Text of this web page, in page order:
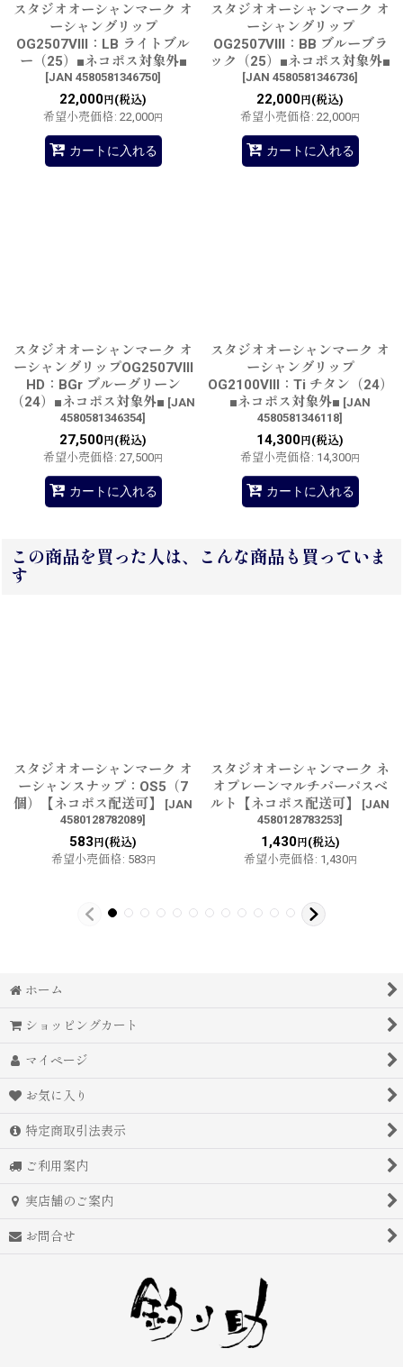
スタジオオーシャンマーク オ
ーシャングリップ
OG2507VIII：LB ライトブル
ー（25）■ネコポス対象外■
[JAN 4580581346750]
22,000円(税込)
希望小売価格: 22,000円
カートに入れる
スタジオオーシャンマーク オ
ーシャングリップ
OG2507VIII：BB ブルーブラ
ック（25）■ネコポス対象外■
[JAN 4580581346736]
22,000円(税込)
希望小売価格: 22,000円
カートに入れる
スタジオオーシャンマーク オ
ーシャングリップOG2507VIII
HD：BGr ブルーグリーン
（24）■ネコポス対象外■ [JAN
4580581346354]
27,500円(税込)
希望小売価格: 27,500円
カートに入れる
スタジオオーシャンマーク オ
ーシャングリップ
OG2100VIII：Ti チタン（24）
■ネコポス対象外■ [JAN
4580581346118]
14,300円(税込)
希望小売価格: 14,300円
カートに入れる
この商品を買った人は、こんな商品も買っていま
す
スタジオオーシャンマーク オ
ーシャンスナップ：OS5（7
個）【ネコポス配送可】
[JAN
4580128782089]
583 円(税込)
希望小売価格: 583 円
スタジオオーシャンマーク ネ
オプレーンマルチパーパスベ
ルト【ネコポス配送可】
[JAN
4580128783253]
1,430円(税込)
希望小売価格: 1,430円
ホーム
ショッピングカート
マイページ
お気に入り
特定商取引法表示
ご利用案内
実店舗のご案内
お問合せ